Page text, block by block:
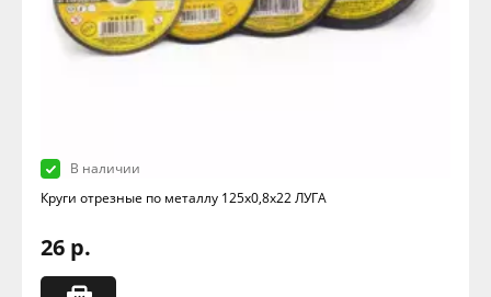
В наличии
Круги отрезные по металлу 125х0,8х22 ЛУГА
26 р.